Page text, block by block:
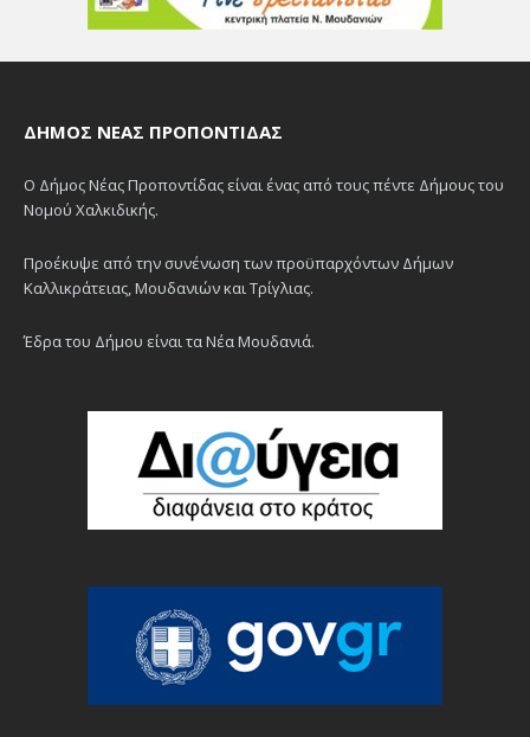
ΔΉΜΟΣ ΝΈΑΣ ΠΡΟΠΟΝΤΊΔΑΣ
Ο Δήμος Νέας Προποντίδας είναι ένας από τους πέντε Δήμους του
Νομού Χαλκιδικής.
Προέκυψε από την συνένωση των προϋπαρχόντων Δήμων
Καλλικράτειας, Μουδανιών και Τρίγλιας.
Έδρα του Δήμου είναι τα Νέα Μουδανιά.